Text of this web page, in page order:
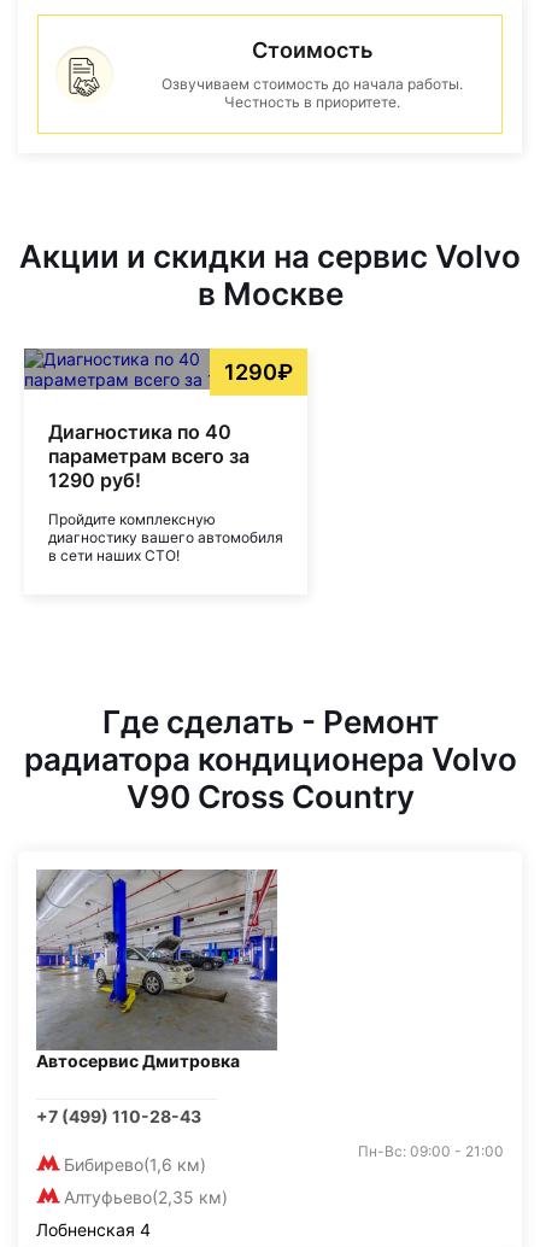
Стоимость
Озвучиваем стоимость до начала работы.
Честность в приоритете.
Акции и скидки на сервис Volvo
в Москве
1290₽
Диагностика по 40
параметрам всего за
1290 руб!
Пройдите комплексную
диагностику вашего автомобиля
в сети наших СТО!
Где сделать - Ремонт
радиатора кондиционера Volvo
V90 Cross Country
Автосервис Дмитровка
+7 (499) 110-28-43
Бибирево(1,6 км)
Алтуфьево(2,35 км)
Пн-Вс: 09:00 - 21:00
Лобненская 4